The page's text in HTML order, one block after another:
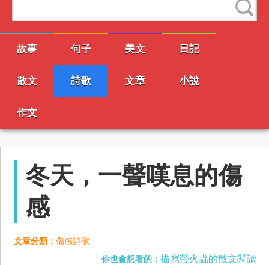
故事 句子 美文 日記
散文 詩歌 文章 小說
作文
冬天，一聲嘆息的傷
感
文章分類：傷感詩歌
你也會想看的： 描寫螢火蟲的散文閱讀